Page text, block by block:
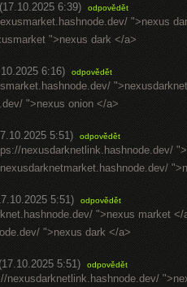
(17.10.2025 6:39) odpovědět
">nexus
">nexus dark </a>
6:16) odpovědět
">nexus onion </a>
5:51) odpovědět
nexusdarknetlink.hashnode.dev/
5:51) odpovědět
">nexus market
">nexus dark </a>
5:51) odpovědět